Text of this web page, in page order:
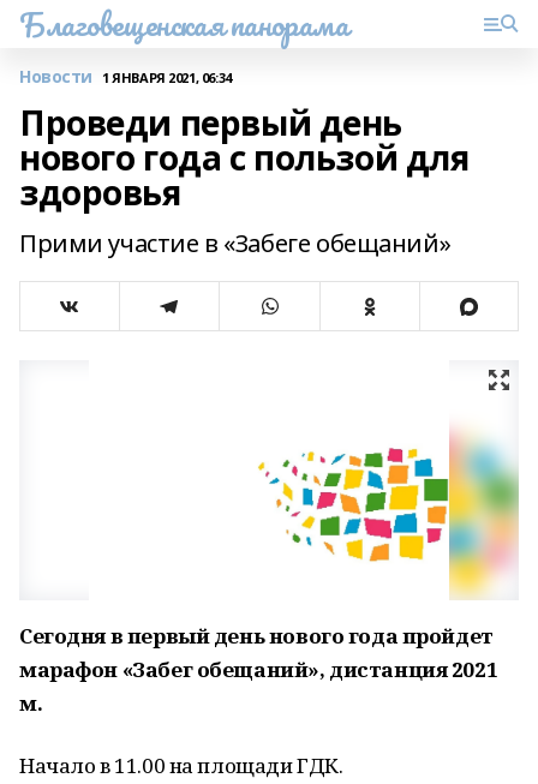
Благовещенская панорама
Новости 1 ЯНВАРЯ 2021, 06:34
Проведи первый день
нового года с пользой для
здоровья
Прими участие в «Забеге обещаний»
Сегодня в первый день нового года пройдет
марафон «Забег обещаний», дистанция 2021
м.
Начало в 11.00 на площади ГДК.